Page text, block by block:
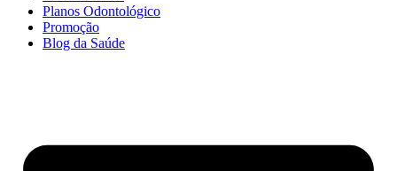
Planos Odontológico
Promoção
Blog da Saúde